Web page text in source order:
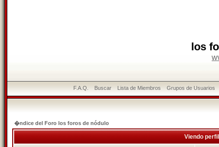
los
F.A.Q. Buscar Lista de Miembros Grupos de Usuarios
�ndice del Foro los foros de nódulo
Viendo